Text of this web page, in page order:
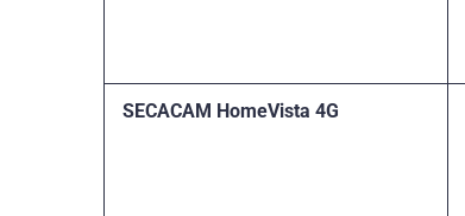
SECACAM HomeVista 4G